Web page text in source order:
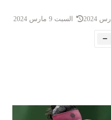
السبت 9 مارس 2024